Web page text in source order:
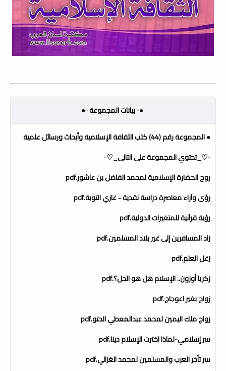
●▫️ بيانات المجموعة ▫️●
● المجموعة رقم (44) كتب الثقافة الإسلامية وأبحاث ورسائل علمية
▫️♡_تحتوي المجموعة على التالى_♡▫️
روح الحضارة الإسلامية لمحمد الفاضل بن عاشور.pdf
رؤى وآراء معاصرة دراسة نقدية - غازي التوبة.pdf
رؤية قرآنية للمتغيرات الدولية.pdf
زاد المسافرين إلى غير بلاد المسلمين.pdf
زغل العلم.pdf
زكريا أوزون.. الإسلام هل هو الحل؟.pdf
زواج بغير اعوجاج.pdf
زواج ملك اليمين لمحمد عبدالمعطي الحتو.pdf
سر إسلامي-لماذا اخترت الإسلام دينا.pdf
سر تأخر العرب والمسلمين لمحمد الغزالي.pdf